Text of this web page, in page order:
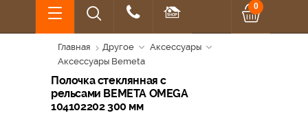
0
Главная Другое
Аксессуары
Аксессуары Bemeta
Полочка стеклянная с
рельсами BEMETA OMEGA
104102202 300 мм